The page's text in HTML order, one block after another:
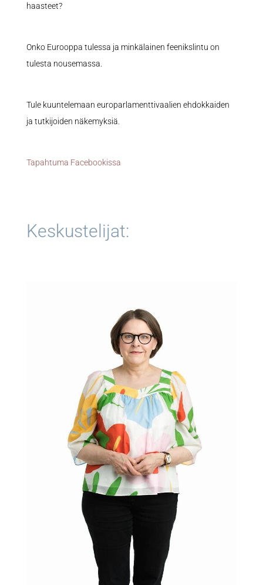
haasteet?
Onko Eurooppa tulessa ja minkälainen feenikslintu on
tulesta nousemassa.
Tule kuuntelemaan europarlamenttivaalien ehdokkaiden
ja tutkijoiden näkemyksiä.
Tapahtuma Facebookissa
Keskustelijat: